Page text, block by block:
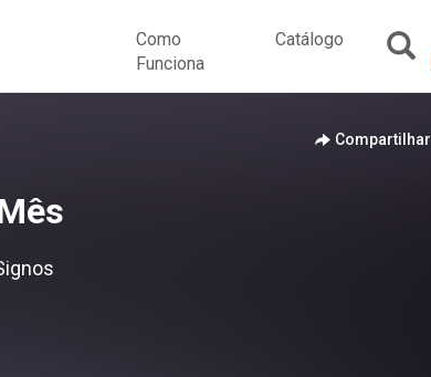
Como
Funciona
Catálogo
Compartilhar